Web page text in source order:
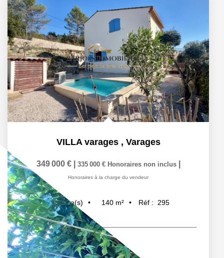
VILLA varages , Varages
349 000 € 335 000 € Honoraires non inclus
Honoraires à la charge du vendeur
4pièce(s) 140 m² Réf : 295